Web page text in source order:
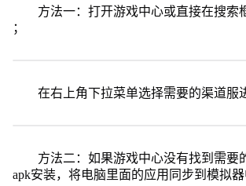
方法一：打开游戏中心或直接在搜索
；
在右上角下拉菜单选择需要的渠道服
方法二：如果游戏中心没有找到需要
apk安装，将电脑里面的应用同步到模拟器